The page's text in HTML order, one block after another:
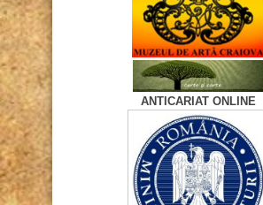
ANTICARIAT ONLINE